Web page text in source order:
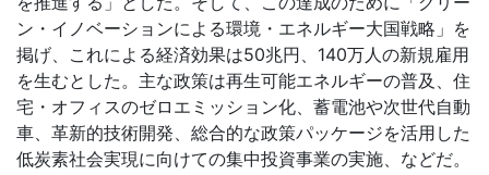
ン・イノベーションによる環境・エネルギー大国戦略」を
掲げ、これによる経済効果は50兆円、140万人の新規雇用
を生むとした。主な政策は再生可能エネルギーの普及、住
宅・オフィスのゼロエミッション化、蓄電池や次世代自動
車、革新的技術開発、総合的な政策パッケージを活用した
低炭素社会実現に向けての集中投資事業の実施、などだ。